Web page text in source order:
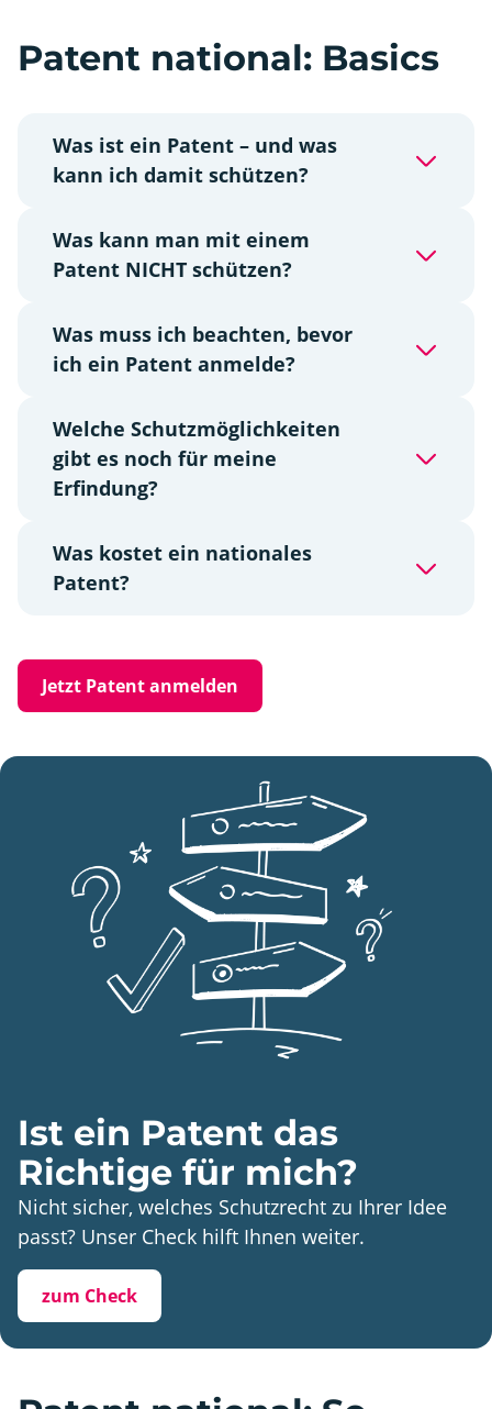
Patent national: Basics
Was ist ein Patent – und was
kann ich damit schützen?
Was kann man mit einem
Patent NICHT schützen?
Was muss ich beachten, bevor
ich ein Patent anmelde?
Welche Schutzmöglichkeiten
gibt es noch für meine
Erfindung?
Was kostet ein nationales
Patent?
Jetzt Patent anmelden
Ist ein Patent das
Richtige für mich?
Nicht sicher, welches Schutzrecht zu Ihrer Idee
passt? Unser Check hilft Ihnen weiter.
zum Check